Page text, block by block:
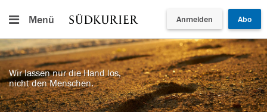
Menü Anmelden Abo
Wir lassen nur die Hand los,
nicht den Menschen.